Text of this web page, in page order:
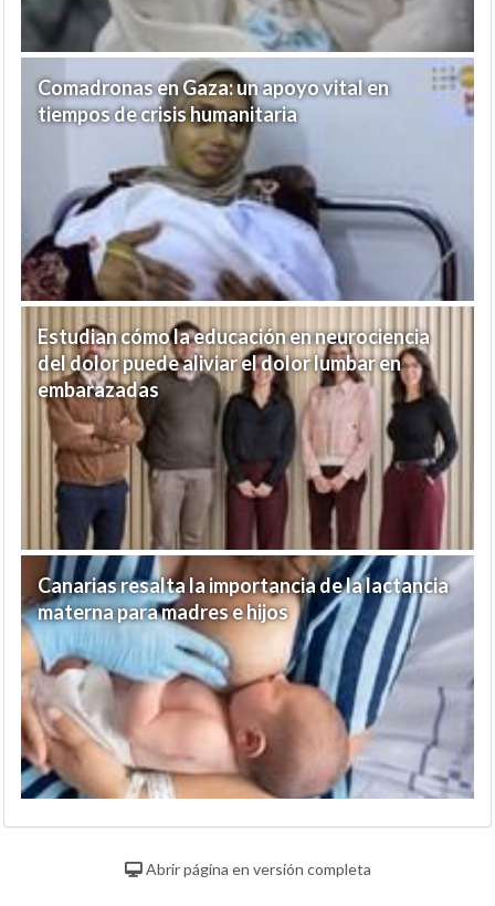
Comadronas en Gaza: un apoyo vital en
tiempos de crisis humanitaria
Estudian cómo la educación en neurociencia
del dolor puede aliviar el dolor lumbar en
embarazadas
Canarias resalta la importancia de la lactancia
materna para madres e hijos
Abrir página en versión completa